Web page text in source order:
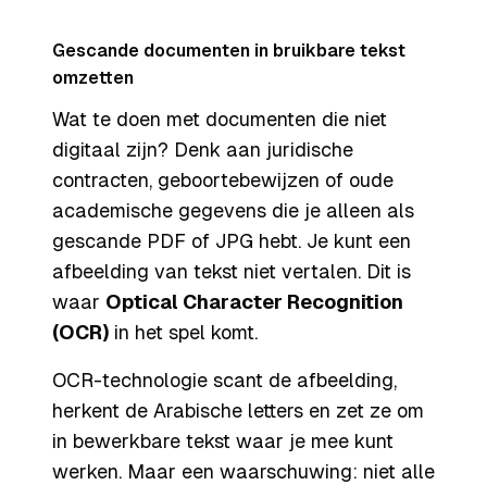
Gescande documenten in bruikbare tekst
omzetten
Wat te doen met documenten die niet
digitaal zijn? Denk aan juridische
contracten, geboortebewijzen of oude
academische gegevens die je alleen als
gescande PDF of JPG hebt. Je kunt een
afbeelding van tekst niet vertalen. Dit is
waar Optical Character Recognition
(OCR) in het spel komt.
OCR-technologie scant de afbeelding,
herkent de Arabische letters en zet ze om
in bewerkbare tekst waar je mee kunt
werken. Maar een waarschuwing: niet alle